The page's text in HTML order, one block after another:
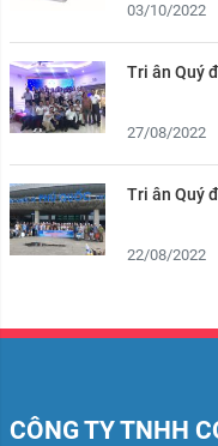
03/10/2022
Tri ân Quý
27/08/2022
Tri ân Quý
22/08/2022
CÔNG TY TNHH